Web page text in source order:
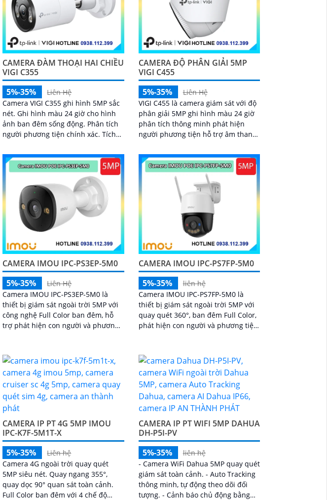
CAMERA ĐÀM THOẠI HAI CHIỀU
VIGI C355
5%-35%
Liên Hệ
Camera VIGI C355 ghi hình 5MP sắc
nét. Ghi hình màu 24 giờ cho hình
ảnh ban đêm sống động. Phân tích
người phương tiện chính xác. Tích
phòng thủ chủ động
CAMERA ĐỘ PHÂN GIẢI 5MP
VIGI C455
5%-35%
Liên Hệ
VIGI C455 là camera giám sát với độ
phân giải 5MP ghi hình màu 24 giờ
phân tích thông minh phát hiện
người phương tiện hỗ trợ âm thanh
phòng thủ chủ động chống nước
IP67 lưu trữ tiết kiệm nhờ nén
H.265+ bảo vệ an ninh hiệu quả
suốt ngày đêm
CAMERA IMOU IPC-PS3EP-5M0
5%-35%
Liên Hệ
Camera IMOU IPC-PS3EP-5M0 là
thiết bị giám sát ngoài trời 5MP với
công nghệ Full Color ban đêm, hỗ
trợ phát hiện con người và phương
đình, cửa hàng và văn phòng
CAMERA IMOU IPC-PS7FP-5M0
5%-35%
liên hệ
Camera IMOU IPC-PS7FP-5M0 là
thiết bị giám sát ngoài trời 5MP với
quay quét 360°, ban đêm Full Color,
phát hiện con người và phương tiện,
CAMERA IP PT 4G 5MP IMOU
IPC-K7F-5M1T-X
5%-35%
Liên hệ
Camera 4G ngoài trời quay quét
5MP siêu nét. Quay ngang 355°,
quay dọc 90° quan sát toàn cảnh.
Full Color ban đêm với 4 chế độ
CAMERA IP PT WIFI 5MP DAHUA
DH-P5I-PV
5%-35%
liên hệ
- Camera WiFi Dahua 5MP quay quét
giám sát toàn cảnh. - Auto Tracking
thông minh, tự động theo dõi đối
tượng. - Cảnh báo chủ động bằng